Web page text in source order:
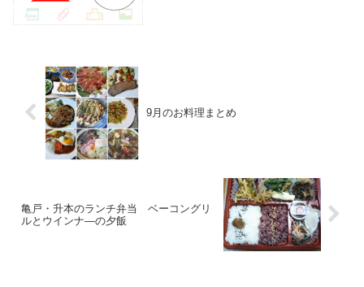
9月のお料理まとめ
亀戸・升本のランチ弁当 ベーコングリ
ルとウインナ―の夕飯